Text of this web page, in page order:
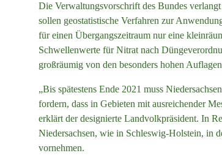
Die Verwaltungsvorschrift des Bundes
sollen geostatistische Verfahren zur
für einen Übergangszeitraum nur eine
Schwellenwerte für Nitrat nach
großräumig von den besonders hohen
„Bis spätestens Ende 2021 muss
fordern, dass in Gebieten mit ausreichender
erklärt der designierte Landvolkpräsident. In
Niedersachsen, wie in Schleswig-Holstein, in
vornehmen.